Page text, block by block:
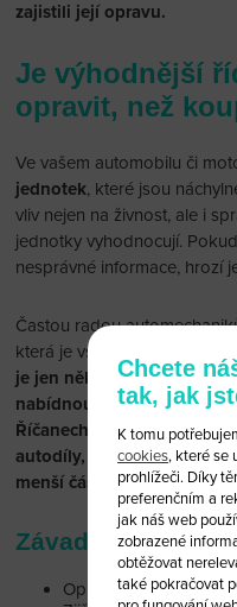
zajistili její opravu.
Je výhodnější
opravit, než
Ve vašem automobilu či
jednotek, které jsou
vliv nejen na živnost, ale i
jednotky vyhodnocují.
nesprávné informace, hrozí
Častou radou
která je však nemalým
je jen několik
nabídnou opravu řídí
Říčanech u Prahy –
autodíly, když vám
menší částku!
Závady, které
Oprava programů
Chcete
tak, jak
K tomu
cookies, které se
prohlížeči. Díky
preferenčním a
jak náš web
zobrazené
obtěžovat
také pokračovat